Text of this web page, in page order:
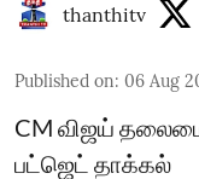
thanthitv
Published on: 06 Aug
CM விஜய்
பட்ஜெட் தாக்கல்